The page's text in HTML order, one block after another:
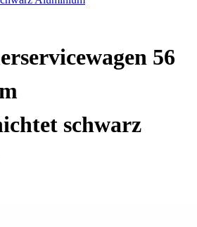
56
schwarz